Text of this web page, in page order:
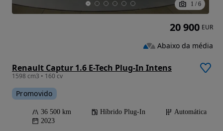
1 / 6
Renault Captur 1.6 E-Tech Plug-In Intens
1598 cm3 • 160 cv
Promovido
36 500 km Híbrido Plug-In
Automática
2023
20 900 EUR
Abaixo da média